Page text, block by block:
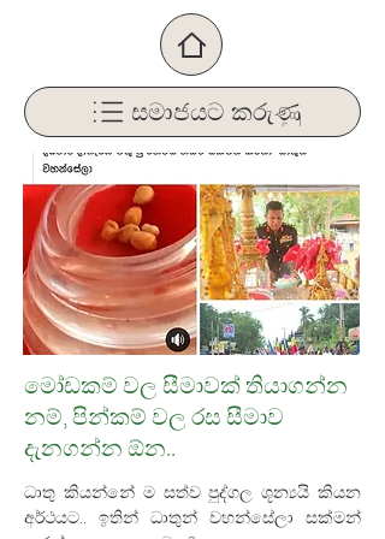
සමාජයට කරුණු
මෝඩකම් වල සීමාවක් තියාගන්න
නම්, පින්කම් වල රස සීමාව
දැනගන්න ඕන..
ධාතු කියන්නේ ම සත්ව පුද්ගල ශූන්‍යයි කියන
අර්ථයට.. ඉතින් ධාතුන් වහන්සේලා සක්මන්